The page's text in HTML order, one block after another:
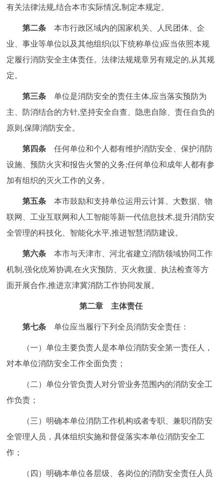
有关法律法规,结合本市实际情况,制定本规定。
第二条 本市行政区域内的国家机关、人民团体、企
业、事业等单位以及其他组织(以下统称单位)应当依照本规
定履行消防安全主体责任。法律法规规章另有规定的,从其规
定。
第三条 单位是消防安全的责任主体,应当落实预防为
主、防消结合的方针,坚持安全自查、隐患自除、责任自负的
原则,保障消防安全。
第四条 任何单位和个人都有维护消防安全、保护消防
设施、预防火灾和报告火警的义务;任何单位和成年人都有参
加有组织的灭火工作的义务。
第五条 本市鼓励和支持单位运用云计算、大数据、物
联网、工业互联网和人工智能等新一代信息技术,提升消防安
全管理的科技化、智能化水平,推进智慧消防建设。
第六条 本市与天津市、河北省建立消防领域协同工作
机制,强化统筹协调,在火灾预防、灭火救援、执法检查等方
面开展合作,推进京津冀消防工作协同发展。
第二章 主体责任
第七条 单位应当履行下列全员消防安全责任：
（一）单位主要负责人是本单位消防安全第一责任人，
对本单位消防安全工作全面负责；
（二）单位分管负责人对分管业务范围内的消防安全工
作负责；
（三）明确本单位消防工作机构或者专职、兼职消防安
全管理人员，具体组织实施和督促落实本单位消防安全工
作；
（四）明确本单位各层级、各岗位的消防安全责任人员